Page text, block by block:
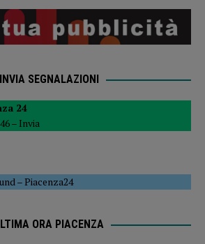
INVIA SEGNALAZIONI
24
– Invia
–Piacenza24
ORA PIACENZA